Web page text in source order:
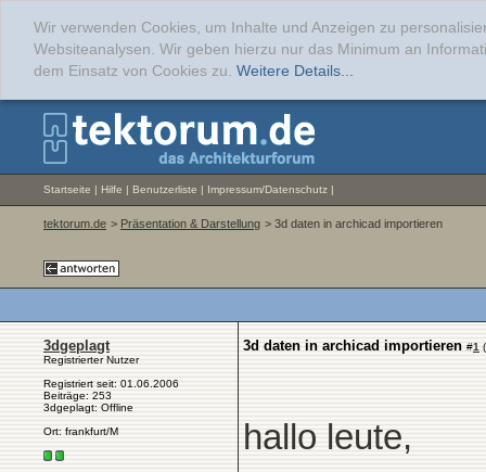
Wir verwenden Cookies, um Inhalte und Anzeigen zu
Websiteanalysen. Wir geben hierzu nur das Minimum an
dem Einsatz von Cookies zu. Weitere Details...
Startseite | Hilfe | Benutzerliste | Impressum/Datenschutz |
tektorum.de > Präsentation & Darstellung > 3d daten in archicad importieren
3dgeplagt
Registrierter Nutzer
Registriert seit: 01.06.2006
Beiträge: 253
3dgeplagt: Offline
Ort: frankfurt/M
3d daten in archicad importieren #1 (
hallo leute,